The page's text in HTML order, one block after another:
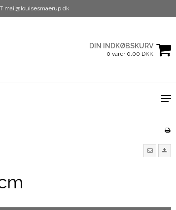
mail@louisesmaerup.dk
DIN INDKØBSKURV
0 varer 0,00 DKK